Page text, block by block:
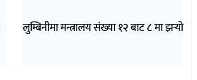
लुम्बिनीमा मन्त्रालय संख्या १२ बाट ८ मा झर्‍यो